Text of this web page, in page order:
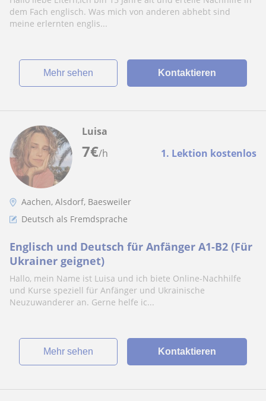
habe
dem Fach englisch. Was mich von anderen abhebt sind
meine erlernten englis...
Mehr sehen Kontaktieren
7€/h 1. Lektion kostenlos
Luisa
Aachen, Alsdorf, Baesweiler
Deutsch als Fremdsprache
Englisch und Deutsch für Anfänger A1-B2 (Für
Ukrainer geignet)
Hallo, mein Name ist Luisa und ich biete Online-Nachhilfe
und Kurse speziell für Anfänger und Ukrainische
Neuzuwanderer an. Gerne helfe ic...
Mehr sehen Kontaktieren